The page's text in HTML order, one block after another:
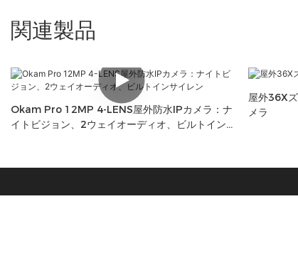
関連製品
Okam Pro 12MP 4-LENS屋外防水IPカメラ：ナ
イトビジョン、2ウェイオーディオ、ビルトイン
屋外36X
メラ